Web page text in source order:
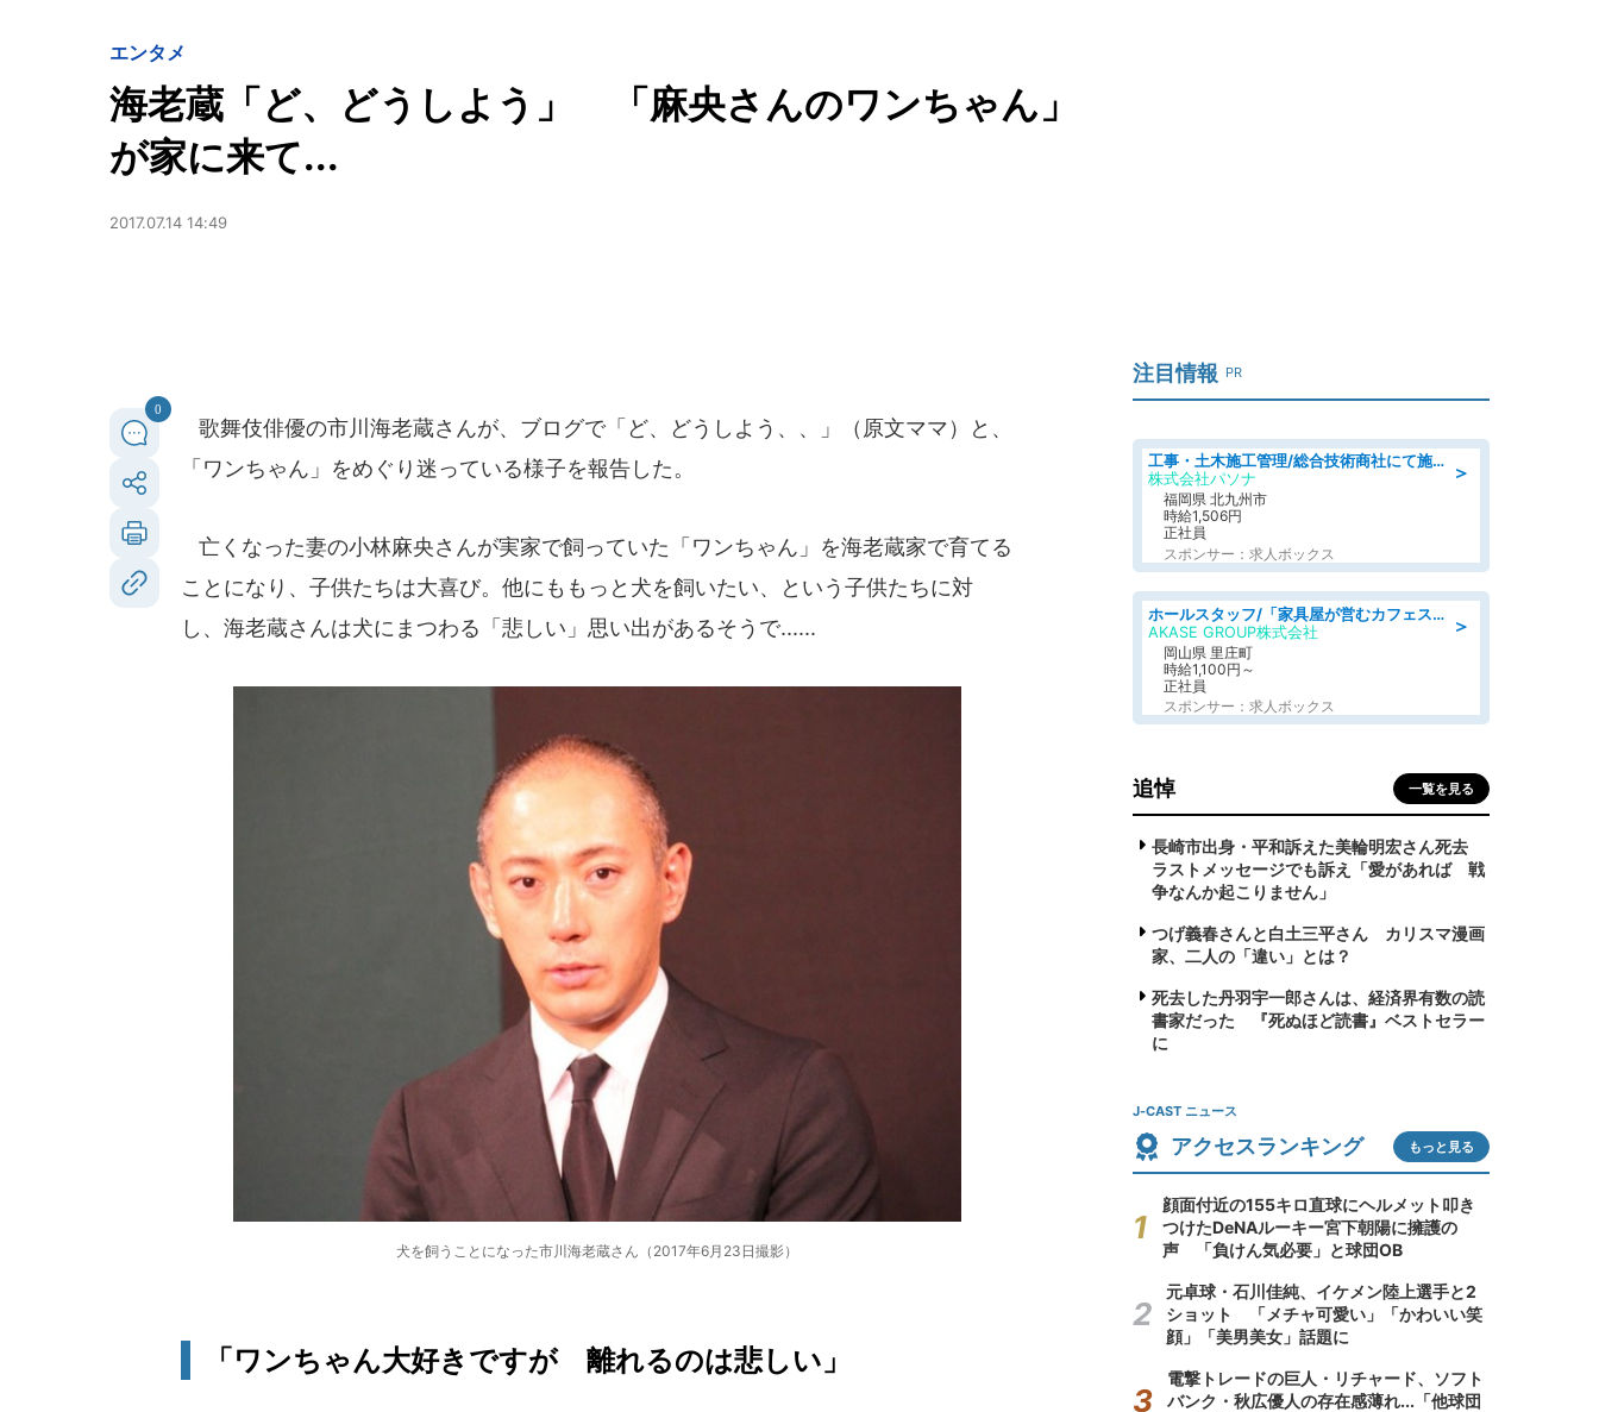
エンタメ
海老蔵「ど、どうしよう」 「麻央さんのワンちゃん」
が家に来て...
2017.07.14 14:49
0
歌舞伎俳優の市川海老蔵さんが、ブログで「ど、どうしよう、、」（原文ママ）と、
「ワンちゃん」をめぐり迷っている様子を報告した。
亡くなった妻の小林麻央さんが実家で飼っていた「ワンちゃん」を海老蔵家で育てる
ことになり、子供たちは大喜び。他にももっと犬を飼いたい、という子供たちに対
し、海老蔵さんは犬にまつわる「悲しい」思い出があるそうで......
犬を飼うことになった市川海老蔵さん（2017年6月23日撮影）
「ワンちゃん大好きですが 離れるのは悲しい」
注目情報 PR
＞
工事・土木施工管理/総合技術商社にて施工管理のお仕事/即日勤務可/車通勤可/工事・土木施工管理/生産・品質管理
株式会社パソナ
福岡県 北九州市
時給1,506円
正社員
スポンサー：求人ボックス
＞
ホールスタッフ/「家具屋が営むカフェスタッフ!」週2日～OK!嬉しいまかない付き/岡山県/浅口郡里庄町
AKASE GROUP株式会社
岡山県 里庄町
時給1,100円～
正社員
スポンサー：求人ボックス
追悼 一覧を見る
長崎市出身・平和訴えた美輪明宏さん死去
ラストメッセージでも訴え「愛があれば 戦
争なんか起こりません」
つげ義春さんと白土三平さん カリスマ漫画
家、二人の「違い」とは？
死去した丹羽宇一郎さんは、経済界有数の読
書家だった 『死ぬほど読書』ベストセラー
に
J-CAST ニュース
アクセスランキング もっと見る
顔面付近の155キロ直球にヘルメット叩き
つけたDeNAルーキー宮下朝陽に擁護の
声 「負けん気必要」と球団OB
元卓球・石川佳純、イケメン陸上選手と2
ショット 「メチャ可愛い」「かわいい笑
顔」「美男美女」話題に
電撃トレードの巨人・リチャード、ソフト
バンク・秋広優人の存在感薄れ...「他球団